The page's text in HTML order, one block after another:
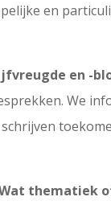
en
en -
We
thematiek